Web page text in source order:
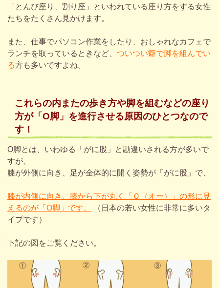
「 とんび座り、割り座」といわれている座り方をする女性
たちをたくさん見かけます。
また、仕事でパソコン作業をしたり、おしゃれなカフェで
ランチを取っているときなど、 ついつい癖で脚を組んでい
る方も多いですよね。
これらの内またの歩き方や脚を組むなどの座り
方が「O脚」を進行させる原因のひとつなので
す！
O脚とは、いわゆる「がに股」と勘違いされる方が多いで
すが、
膝が外側に向き、足が全体的に開く姿勢が「がに股」で、
膝が内側に向き、膝から下が丸く「Ｏ（オー）」の形に見
えるのが「O脚」です。
（日本の若い女性に非常に多いタ
イプです）
下記の図をご覧ください。